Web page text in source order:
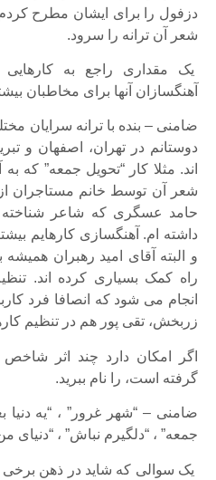
دزفول را برای ایشان مطرح
شعر آن ترانه را سرود.
یک مقداری راجع به
آهنگسازان آنها برای مخاطبان
ضامنی – بنده با ترانه سرایان
دوستانم در تهران، اصفهان و
اند. مثلا کار “تحویل جمعه” که
شعر آن توسط خانم مستاجران
حامد عسگری که شاعر
داشته ام. آهنگسازی کارهایم
و البته آقای امید رهبران
راه کمک بسیاری کرده اند.
انجام می شود که انصافا فرد
زربخش، تقی پور هم در تنظیم
اگر امکان دارد چند اثر
گرفته است، را نام ببرید.
ضامنی – “شهر غرور” ، “یه دنیا
جمعه” ، “دلگیرم نباش” ، “دنیای
یک سوالی که شاید در ذهن برخی